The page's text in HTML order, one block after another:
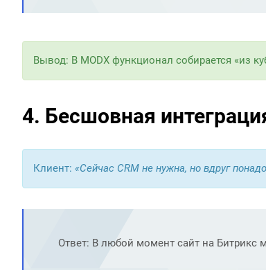
Вывод: В MODX функционал собирается «из
4. Бесшовная
Клиент: «Сейчас CRM не нужна, но вдруг
Ответ: В любой момент сайт на Битрикс